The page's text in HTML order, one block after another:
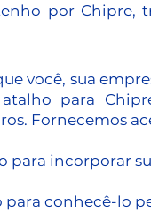
por Chipre,
você, sua
para
Fornecemos
para incorporar
para conhecê-lo